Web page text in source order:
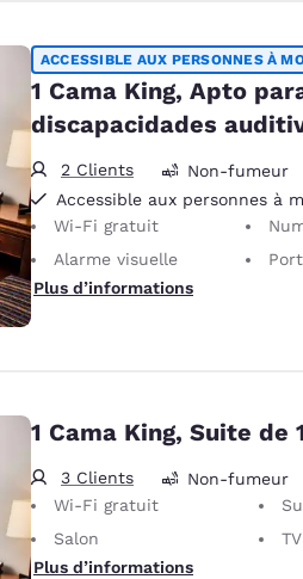
ACCESSIBLE AUX PERSONNES À
1 Cama King, Apto
discapacidades
2 Clients
Non-fumeur
Accessible aux personnes à
Wi-Fi gratuit
Alarme visuelle
Portes
Plus d’informations
1 Cama King, Suite
3 Clients
Non-fumeur
Wi-Fi gratuit
Salon
TV
Plus d’informations